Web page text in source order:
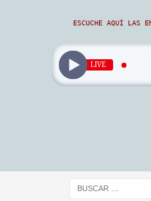
ESCUCHE AQUÍ LAS
LIVE